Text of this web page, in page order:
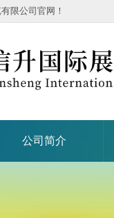
限公司官网！
公司简介